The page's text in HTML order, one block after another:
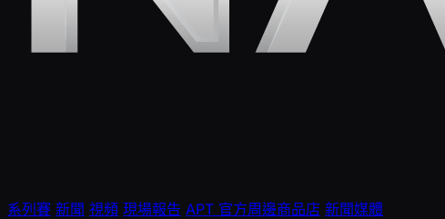
系列賽 新聞 視頻 現場報告 APT 官方周邊商品店 新聞媒體